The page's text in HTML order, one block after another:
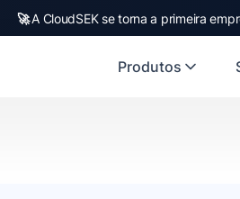
🚀A CloudSEK se torna a primeira
Produtos